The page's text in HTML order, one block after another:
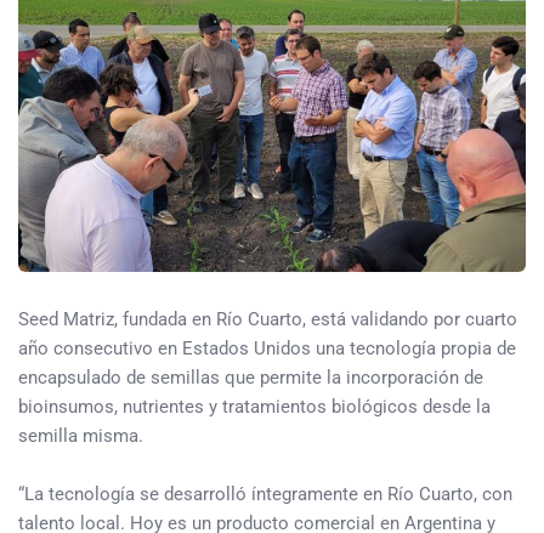
Seed Matriz, fundada en Río Cuarto, está validando por cuarto
año consecutivo en Estados Unidos una tecnología propia de
encapsulado de semillas que permite la incorporación de
bioinsumos, nutrientes y tratamientos biológicos desde la
semilla misma.
“La tecnología se desarrolló íntegramente en Río Cuarto, con
talento local. Hoy es un producto comercial en Argentina y